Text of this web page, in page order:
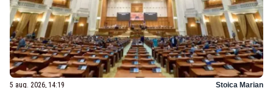
5 aug. 2026, 14:19 Stoica Marian